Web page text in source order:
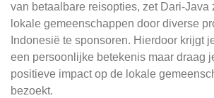
van betaalbare reisopties, zet Dari-Java
lokale gemeenschappen door diverse
Indonesië te sponsoren. Hierdoor krijgt
een persoonlijke betekenis maar draag
positieve impact op de lokale
bezoekt.